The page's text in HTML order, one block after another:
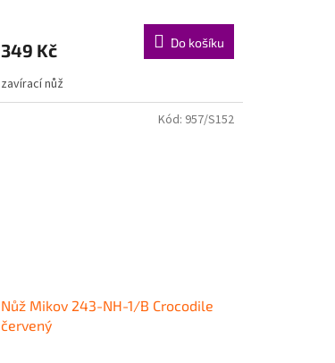
349 Kč Do košíku
zavírací nůž
Nůž Mikov 243-NH-1/B Crocodile
červený
Kód: 957/S152